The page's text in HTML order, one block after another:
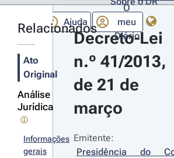
Ajuda
O
meu
Diário
Relacionados
Ato
Original
Análise
Jurídica
Informações
gerais
Decreto-Lei
n.º 41/2013,
de 21 de
março
Emitente:
Presidência do